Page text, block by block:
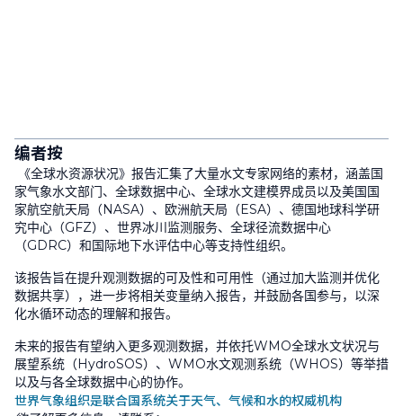
编者按
《全球水资源状况》报告汇集了大量水文专家网络的素材，涵盖国
家气象水文部门、全球数据中心、全球水文建模界成员以及美国国
家航空航天局（NASA）、欧洲航天局（ESA）、德国地球科学研
究中心（GFZ）、世界冰川监测服务、全球径流数据中心
（GDRC）和国际地下水评估中心等支持性组织。
该报告旨在提升观测数据的可及性和可用性（通过加大监测并优化
数据共享），进一步将相关变量纳入报告，并鼓励各国参与，以深
化水循环动态的理解和报告。
未来的报告有望纳入更多观测数据，并依托WMO全球水文状况与
展望系统（HydroSOS）、 WMO水文观测系统（WHOS）等举措
以及与各全球数据中心的协作。
世界气象组织是联合国系统关于天气、气候和水的权威机构